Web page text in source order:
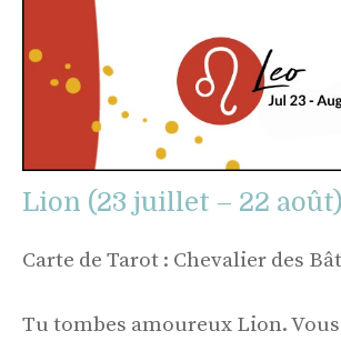
Lion (23 juillet – 22 août)
Carte de Tarot : Chevalier des
Tu tombes amoureux Lion. Vous